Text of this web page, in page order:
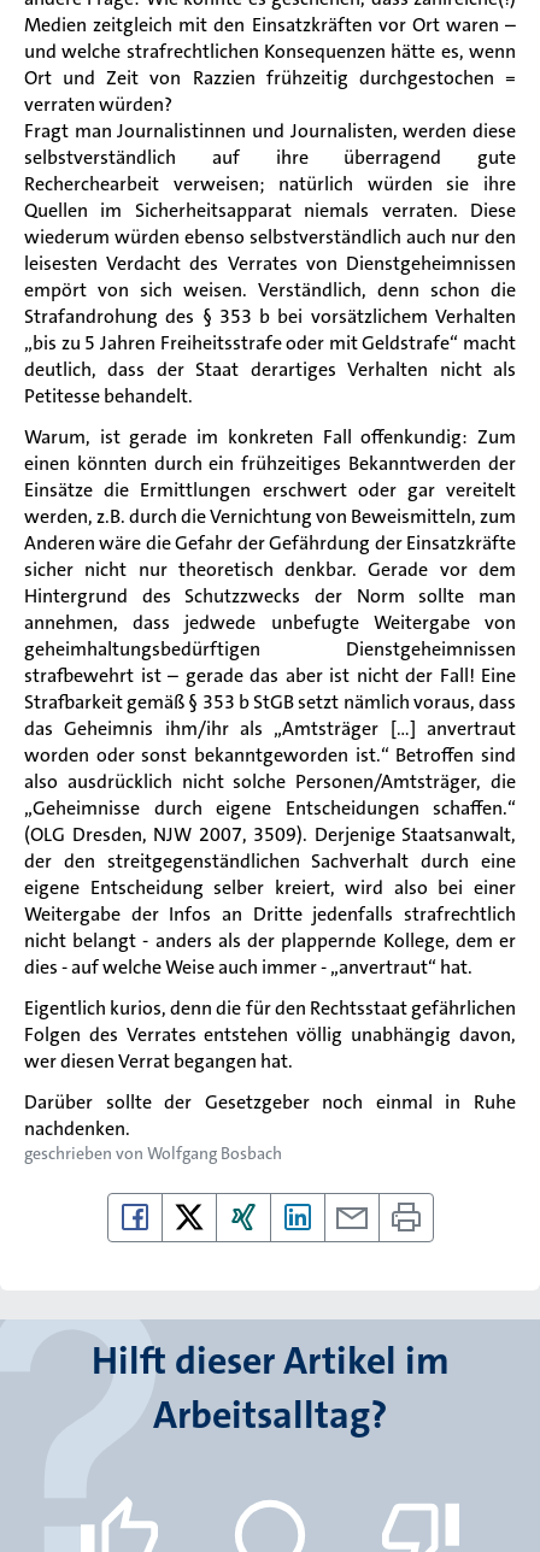
Medien zeitgleich mit den Einsatzkräften vor Ort waren –
und welche strafrechtlichen Konsequenzen hätte es, wenn
Ort und Zeit von Razzien frühzeitig durchgestochen =
verraten würden?
Fragt man Journalistinnen und Journalisten, werden diese
selbstverständlich auf ihre überragend gute
Recherchearbeit verweisen; natürlich würden sie ihre
Quellen im Sicherheitsapparat niemals verraten. Diese
wiederum würden ebenso selbstverständlich auch nur den
leisesten Verdacht des Verrates von Dienstgeheimnissen
empört von sich weisen. Verständlich, denn schon die
Strafandrohung des § 353 b bei vorsätzlichem Verhalten
„bis zu 5 Jahren Freiheitsstrafe oder mit Geldstrafe“ macht
deutlich, dass der Staat derartiges Verhalten nicht als
Petitesse behandelt.
Warum, ist gerade im konkreten Fall offenkundig: Zum
einen könnten durch ein frühzeitiges Bekanntwerden der
Einsätze die Ermittlungen erschwert oder gar vereitelt
werden, z.B. durch die Vernichtung von Beweismitteln, zum
Anderen wäre die Gefahr der Gefährdung der Einsatzkräfte
sicher nicht nur theoretisch denkbar. Gerade vor dem
Hintergrund des Schutzzwecks der Norm sollte man
annehmen, dass jedwede unbefugte Weitergabe von
geheimhaltungsbedürftigen Dienstgeheimnissen
strafbewehrt ist – gerade das aber ist nicht der Fall! Eine
Strafbarkeit gemäß § 353 b StGB setzt nämlich voraus, dass
das Geheimnis ihm/ihr als „Amtsträger [...] anvertraut
worden oder sonst bekanntgeworden ist.“ Betroffen sind
also ausdrücklich nicht solche Personen/Amtsträger, die
„Geheimnisse durch eigene Entscheidungen schaffen.“
(OLG Dresden, NJW 2007, 3509). Derjenige Staatsanwalt,
der den streitgegenständlichen Sachverhalt durch eine
eigene Entscheidung selber kreiert, wird also bei einer
Weitergabe der Infos an Dritte jedenfalls strafrechtlich
nicht belangt - anders als der plappernde Kollege, dem er
dies - auf welche Weise auch immer - „anvertraut“ hat.
Eigentlich kurios, denn die für den Rechtsstaat gefährlichen
Folgen des Verrates entstehen völlig unabhängig davon,
wer diesen Verrat begangen hat.
Darüber sollte der Gesetzgeber noch einmal in Ruhe
nachdenken.
geschrieben von Wolfgang Bosbach
Hilft dieser Artikel im
Arbeitsalltag?